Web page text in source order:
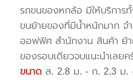
รถขนของหกล้อ มีให้บริการ
ขนย้ายของที่มีน้ำหนักมาก จ
ออฟฟิศ สำนักงาน สินค้า ย้
ของรอบเดียวจบแนะนำเลยค
ขนาด ส. 2.8 ม. - ก. 2.3 ม.